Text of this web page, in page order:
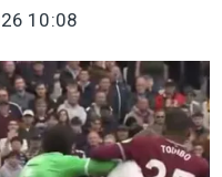
10:08